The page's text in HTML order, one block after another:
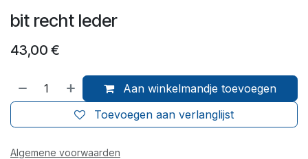
bit recht leder
43,00 €
Aan winkelmandje toevoegen
Toevoegen aan verlanglijst
Algemene voorwaarden